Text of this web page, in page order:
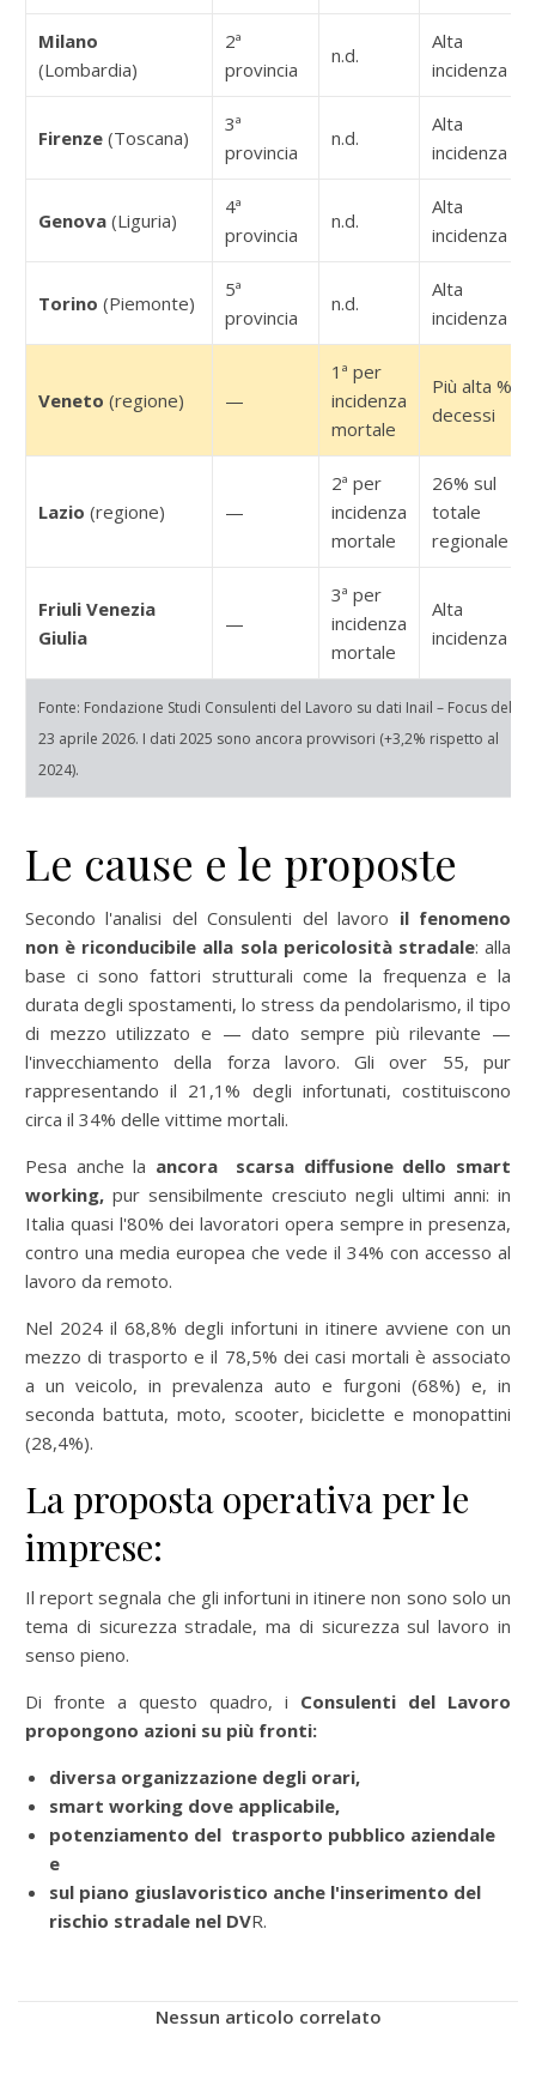
Milano
(Lombardia)
2ª
provincia
n.d.
Alta
incidenza
Firenze (Toscana)
3ª
provincia
n.d.
Alta
incidenza
Genova (Liguria)
4ª
provincia
n.d.
Alta
incidenza
Torino (Piemonte)
5ª
provincia
n.d.
Alta
incidenza
Veneto (regione) —
1ª per
incidenza
mortale
Più alta %
decessi
Lazio (regione) —
2ª per
incidenza
mortale
26% sul
totale
regionale
Friuli Venezia
Giulia
—
3ª per
incidenza
mortale
Alta
incidenza
Fonte: Fondazione Studi Consulenti del Lavoro su dati Inail – Focus del
23 aprile 2026. I dati 2025 sono ancora provvisori (+3,2% rispetto al
2024).
Le cause e le proposte
Secondo l'analisi del Consulenti del lavoro il fenomeno
non è riconducibile alla sola pericolosità stradale: alla
base ci sono fattori strutturali come la frequenza e la
durata degli spostamenti, lo stress da pendolarismo, il tipo
di mezzo utilizzato e — dato sempre più rilevante —
l'invecchiamento della forza lavoro. Gli over 55, pur
rappresentando il 21,1% degli infortunati, costituiscono
circa il 34% delle vittime mortali.
Pesa anche la ancora scarsa diffusione dello smart
working, pur sensibilmente cresciuto negli ultimi anni: in
Italia quasi l'80% dei lavoratori opera sempre in presenza,
contro una media europea che vede il 34% con accesso al
lavoro da remoto.
Nel 2024 il 68,8% degli infortuni in itinere avviene con un
mezzo di trasporto e il 78,5% dei casi mortali è associato
a un veicolo, in prevalenza auto e furgoni (68%) e, in
seconda battuta, moto, scooter, biciclette e monopattini
(28,4%).
La proposta operativa per le
imprese:
Il report segnala che gli infortuni in itinere non sono solo un
tema di sicurezza stradale, ma di sicurezza sul lavoro in
senso pieno.
Di fronte a questo quadro, i Consulenti del Lavoro
propongono azioni su più fronti:
diversa organizzazione degli orari,
smart working dove applicabile,
potenziamento del trasporto pubblico aziendale
e
sul piano giuslavoristico anche l'inserimento del
rischio stradale nel DVR.
Nessun articolo correlato